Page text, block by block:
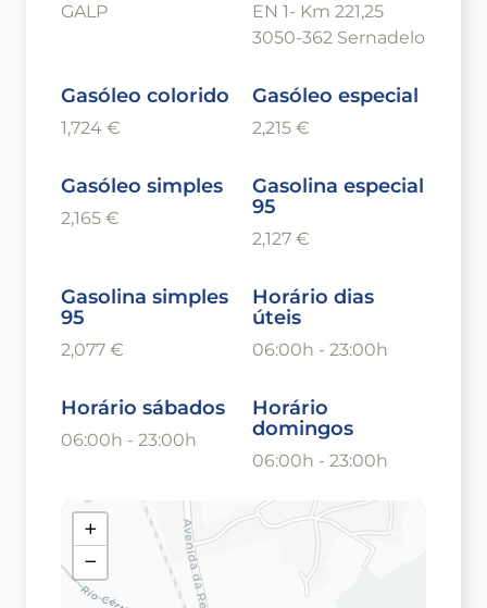
GALP
EN 1- Km 221,25
3050-362 Sernadelo
Gasóleo colorido
1,724 €
Gasóleo especial
2,215 €
Gasóleo simples
2,165 €
Gasolina especial
95
2,127 €
Gasolina simples
95
2,077 €
Horário dias
úteis
06:00h - 23:00h
Horário sábados
06:00h - 23:00h
Horário
domingos
06:00h - 23:00h
+
−